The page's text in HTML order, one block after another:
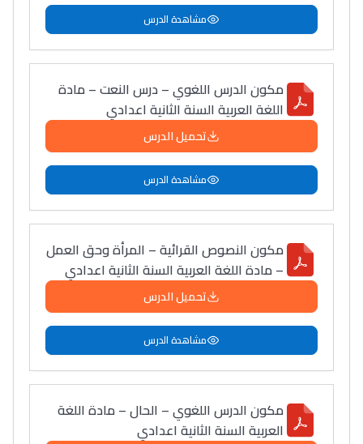
مشاهدة الدرس
مكون الدرس اللغوي – درس النعت – مادة
اللغة العربية السنة الثانية اعدادي
تحميل الدرس
مشاهدة الدرس
مكون النصوص القرائية – المرأة وحق العمل
– مادة اللغة العربية السنة الثانية اعدادي
تحميل الدرس
مشاهدة الدرس
مكون الدرس اللغوي – الحال – مادة اللغة
العربية السنة الثانية اعدادي